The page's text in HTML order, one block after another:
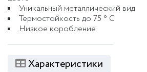
Уникальный металлический вид
Термостойкость до 75 ° C
Низкое коробление
Характеристики